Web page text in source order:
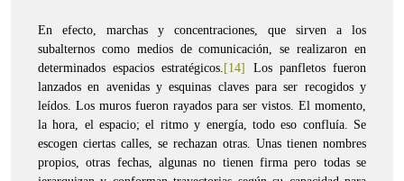
En efecto, marchas y concentraciones, que sirven a los
subalternos como medios de comunicación, se realizaron en
determinados espacios estratégicos. [14]
Los panfletos fueron
lanzados en avenidas y esquinas claves para ser recogidos y
leídos. Los muros fueron rayados para ser vistos. El momento,
la hora, el espacio; el ritmo y energía, todo eso confluía. Se
escogen ciertas calles, se rechazan otras. Unas tienen nombres
propios, otras fechas, algunas no tienen firma pero todas se